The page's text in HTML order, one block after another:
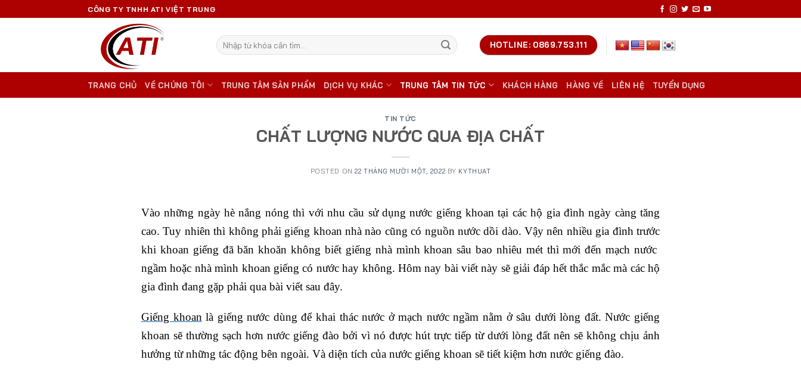
to
CÔNG TY TNHH ATI VIỆT TRUNG
Tìm
kiếm:
HOTLINE: 0869.753.111
TRANG CHỦ VỀ CHÚNG TÔI TRUNG TÂM SẢN PHẨM DỊCH VỤ KHÁC TRUNG TÂM TIN TỨC KHÁCH HÀNG HÀNG VỀ LIÊN HỆ TUYỂN DỤNG
TIN TỨC
CHẤT LƯỢNG NƯỚC QUA ĐỊA CHẤT
POSTED ON22 THÁNG MƯỜI MỘT, 2022 BY KYTHUAT
Vào những ngày hè nắng nóng thì với nhu cầu sử dụng nước giếng khoan tại các hộ gia đình ngày càng tăng
cao. Tuy nhiên thì không phải giếng khoan nhà nào cũng có nguồn nước dồi dào. Vậy nên nhiều gia đình trước
khi khoan giếng đã băn khoăn không biết giếng nhà mình khoan sâu bao nhiêu mét thì mới đến mạch nước
ngầm hoặc nhà mình khoan giếng có nước hay không. Hôm nay bài viết này sẽ giải đáp hết thắc mắc mà các hộ
gia đình đang gặp phải qua bài viết sau đây.
Giếng khoanlà giếng nước dùng để khai thác nước ở mạch nước ngầm nằm ở sâu dưới lòng đất. Nước giếng
khoan sẽ thường sạch hơn nước giếng đào bởi vì nó được hút trực tiếp từ dưới lòng đất nên sẽ không chịu ảnh
hưởng từ những tác động bên ngoài. Và diện tích của nước giếng khoan sẽ tiết kiệm hơn nước giếng đào.